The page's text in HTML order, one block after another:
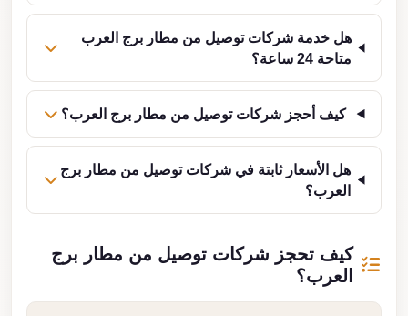
هل خدمة شركات توصيل من مطار برج العرب
متاحة 24 ساعة؟
كيف أحجز شركات توصيل من مطار برج العرب؟
هل الأسعار ثابتة في شركات توصيل من مطار برج
العرب؟
كيف تحجز شركات توصيل من مطار برج
العرب؟